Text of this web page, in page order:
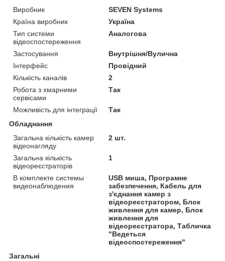
Виробник
SEVEN Systems
Країна виробник
Україна
Тип системи
відеоспостереження
Аналогова
Застосування
Внутрішня/Вулична
Інтерфейс
Провідний
Кількість каналів
2
Робота з хмарними
сервісами
Так
Можливість для інтеграції
Так
Обладнання
Загальна кількість камер
відеонагляду
2 шт.
Загальна кількість
відеореєстраторів
1
В комплекте системы
видеонаблюдения
USB миша, Програмне
забезпечення, Кабель для
з'єднання камер з
відеореєстратором, Блок
живлення для камер, Блок
живлення для
відеореєстратора, Табличка
"Ведеться
відеоспостереження"
Загальні